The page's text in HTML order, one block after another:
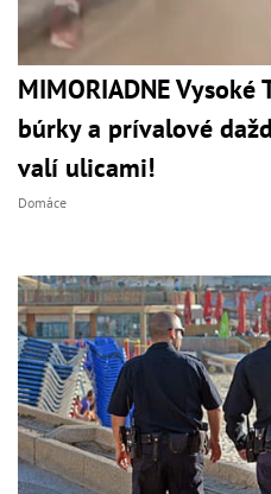
MIMORIADNE
búrky a prívalové
valí ulicami!
Domáce